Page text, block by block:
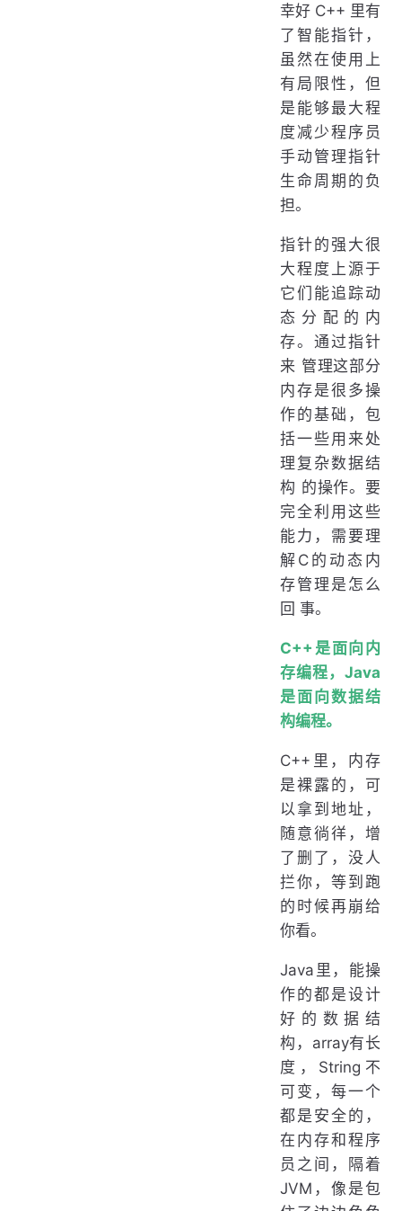
幸好 C++ 里有
了智能指针，
虽然在使用上
有局限性，但
是能够最大程
度减少程序员
手动管理指针
生命周期的负
担。
指针的强大很
大程度上源于
它们能追踪动
态分配的内
存。通过指针
来 管理这部分
内存是很多操
作的基础，包
括一些用来处
理复杂数据结
构 的操作。要
完全利用这些
能力，需要理
解C的动态内
存管理是怎么
回 事。
C++是面向内
存编程，Java
是面向数据结
构编程。
C++里，内存
是裸露的，可
以拿到地址，
随意徜徉，增
了删了，没人
拦你，等到跑
的时候再崩给
你看。
Java里，能操
作的都是设计
好的数据结
构，array有长
度，String不
可变，每一个
都是安全的，
在内存和程序
员之间，隔着
JVM，像是包